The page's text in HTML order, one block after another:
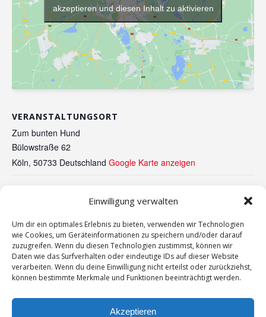
Einwilligung verwalten
Um dir ein optimales Erlebnis zu bieten, verwenden wir Technologien
wie Cookies, um Geräteinformationen zu speichern und/oder darauf
zuzugreifen. Wenn du diesen Technologien zustimmst, können wir
Daten wie das Surfverhalten oder eindeutige IDs auf dieser Website
verarbeiten. Wenn du deine Einwilligung nicht erteilst oder zurückziehst,
können bestimmte Merkmale und Funktionen beeinträchtigt werden.
Akzeptieren
VERANSTALTUNGSORT
Zum bunten Hund
Bülowstraße 62
Köln, 50733 Deutschland Google Karte anzeigen
akzeptieren und diesen Inhalt zu aktivieren